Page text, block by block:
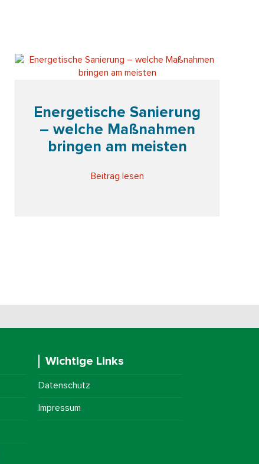
Energetische Sanierung
– welche Maßnahmen
bringen am meisten
Beitrag lesen
Wichtige Links
Datenschutz
Impressum